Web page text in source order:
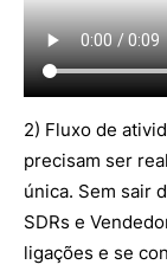
2) Fluxo de
precisam ser
única. Sem sair
SDRs e
ligações e se